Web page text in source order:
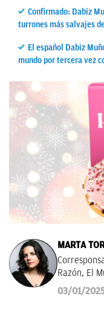
Confirmado: Dabiz
turrones más salvajes
El español Dabiz
mundo por tercera vez
MARTA
Razón, El
Américas.
03/01/